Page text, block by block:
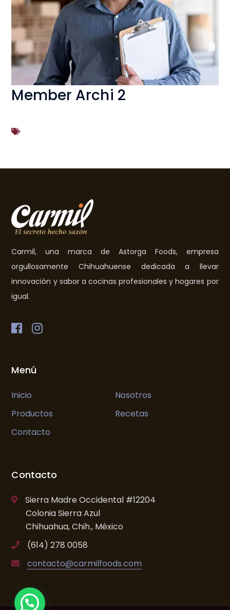
Member Archi 2
Carmil, una marca de Astorga Foods, empresa
orgullosamente Chihuahuense dedicada a llevar
innovación y sabor a cocinas profesionales y hogares por
igual.
Menú
Inicio
Nosotros
Productos
Recetas
Contacto
Contacto
Sierra Madre Occidental #12204
Colonia Sierra Azul
Chihuahua, Chih., México
(614) 278 0058
contacto@carmilfoods.com